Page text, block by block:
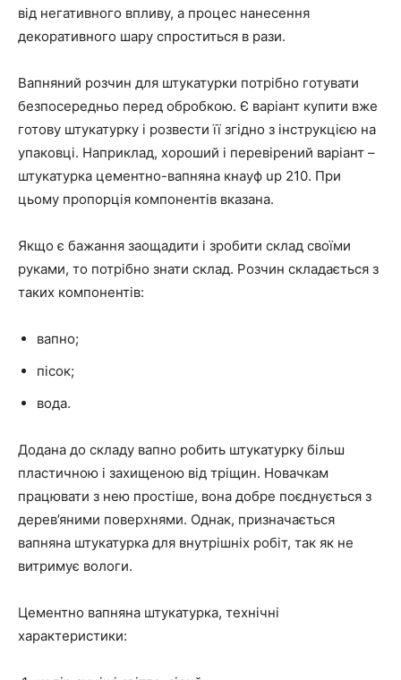
від негативного впливу, а процес нанесення
декоративного шару спроститься в рази.
Вапняний розчин для штукатурки потрібно готувати
безпосередньо перед обробкою. Є варіант купити вже
готову штукатурку і розвести її згідно з інструкцією на
упаковці. Наприклад, хороший і перевірений варіант –
штукатурка цементно-вапняна кнауф up 210. При
цьому пропорція компонентів вказана.
Якщо є бажання заощадити і зробити склад своїми
руками, то потрібно знати склад. Розчин складається з
таких компонентів:
вапно;
пісок;
вода.
Додана до складу вапно робить штукатурку більш
пластичною і захищеною від тріщин. Новачкам
працювати з нею простіше, вона добре поєднується з
дерев’яними поверхнями. Однак, призначається
вапняна штукатурка для внутрішніх робіт, так як не
витримує вологи.
Цементно вапняна штукатурка, технічні
характеристики: